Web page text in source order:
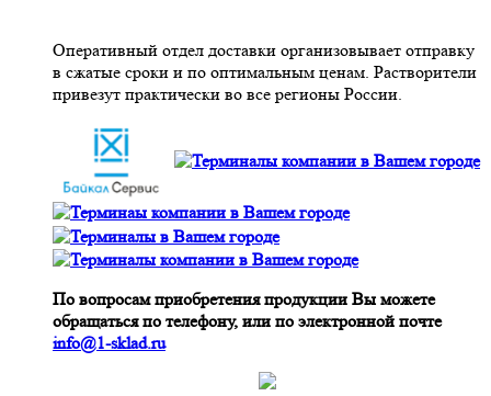
Оперативный отдел доставки организовывает отправку
в сжатые сроки и по оптимальным ценам. Растворители
привезут практически во все регионы России.
По вопросам приобретения продукции Вы можете
обращаться по телефону, или по электронной почте
info@1-sklad.ru